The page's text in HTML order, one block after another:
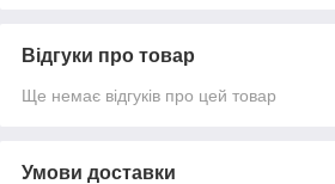
Відгуки про товар
Ще немає відгуків про цей товар
Умови доставки